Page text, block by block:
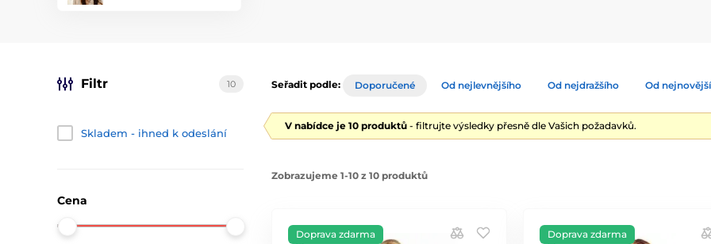
Filtr 10
Skladem - ihned k odeslání
Cena
Seřadit podle: Doporučené Od nejlevnějšího Od nejdražšího Od
V nabídce je 10 produktů - filtrujte výsledky přesně dle Vašich požadavků.
Zobrazujeme 1-10 z 10 produktů
Doprava zdarma Doprava zdarma